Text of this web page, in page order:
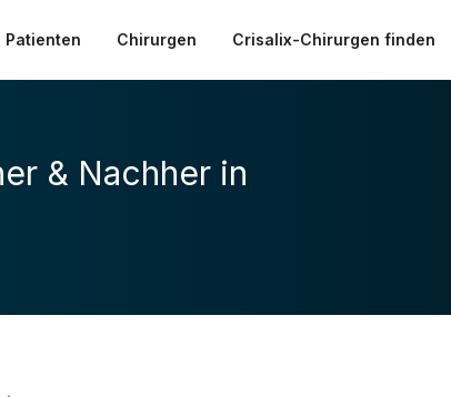
Patienten Chirurgen Crisalix-Chirurgen finden
& Nachher in